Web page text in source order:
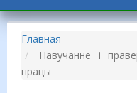
Главная
​Навучанне і
працы